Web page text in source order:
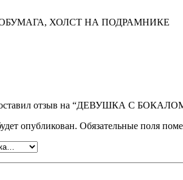
ХОЛСТ НА ПОДРАМНИКЕ
оставил отзыв на “ДЕВУШКА С
опубликован. Обязательные поля